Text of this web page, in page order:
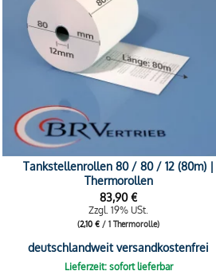
Tankstellenrollen 80 / 80 / 12 (80m) |
Thermorollen
83,90€
Zzgl. 19% USt.
(2,10€ / 1 Thermorolle)
deutschlandweit versandkostenfrei
Lieferzeit: sofort lieferbar